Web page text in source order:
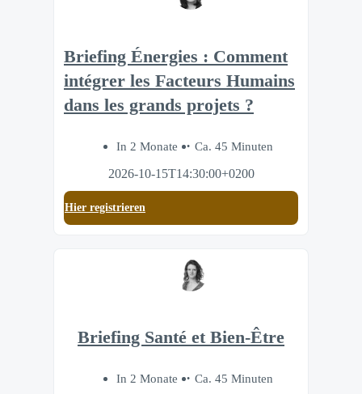
Briefing Énergies : Comment
intégrer les Facteurs Humains
dans les grands projets ?
In 2 Monate
Ca. 45 Minuten
2026-10-15T14:30:00+0200
Hier registrieren
Briefing Santé et Bien-Être
In 2 Monate
Ca. 45 Minuten